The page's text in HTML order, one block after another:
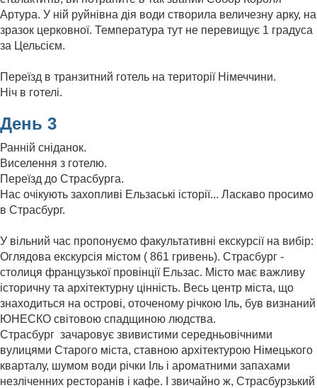
Артура. У ній руйнівна дія води створила величезну арку, на
зразок церковної. Температура тут не перевищує 1 градуса
за Цельсієм.
Переїзд в транзитний готель на території Німеччини.
Ніч в готелі.
День 3
Ранній сніданок.
Виселення з готелю.
Переїзд до Страсбурга.
Нас очікують захопливі Ельзаські історії... Ласкаво просимо
в Страсбург.
У вільний час пропонуємо факультативні екскурсії на вибір:
Оглядова екскурсія містом ( 861 гривень). Страсбург -
столиця французької провінції Ельзас. Місто має важливу
історичну та архітектурну цінність. Весь центр міста, що
знаходиться на острові, оточеному річкою Іль, був визнаний
ЮНЕСКО світовою спадщиною людства.
Страсбург зачаровує звивистими середньовічними
вулицями Старого міста, ставною архітектурою Німецького
кварталу, шумом води річки Іль і ароматними запахами
незліченних ресторанів і кафе. І звичайно ж, Страсбурзький